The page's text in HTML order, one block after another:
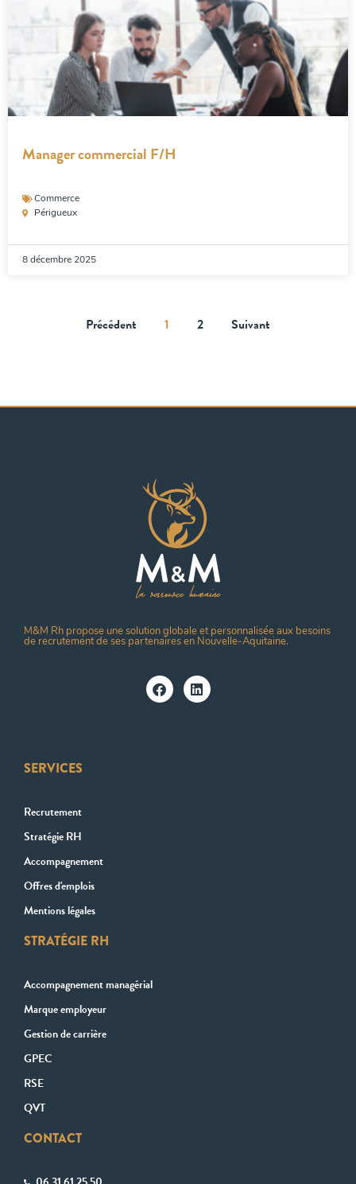
Manager commercial F/H
Commerce
Périgueux
8 décembre 2025
Précédent 1 2 Suivant
M&M Rh propose une solution globale et personnalisée aux besoins
de recrutement de ses partenaires en Nouvelle-Aquitaine.
SERVICES
Recrutement
Stratégie RH
Accompagnement
Offres d'emplois
Mentions légales
STRATÉGIE RH
Accompagnement managérial
Marque employeur
Gestion de carrière
GPEC
RSE
QVT
CONTACT